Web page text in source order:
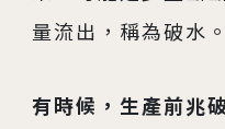
量流出，稱為破水。
有時候，生產前兆